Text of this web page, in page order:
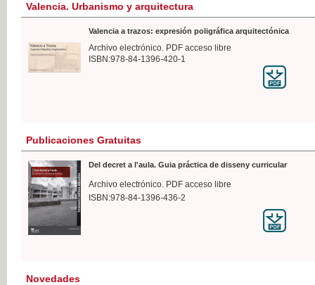
Valencia. Urbanismo y arquitectura
Valencia a trazos: expresión poligráfica arquitectónica
Archivo electrónico. PDF acceso libre
ISBN:978-84-1396-420-1
Publicaciones Gratuitas
Del decret a l'aula. Guia práctica de disseny curricular
Archivo electrónico. PDF acceso libre
ISBN:978-84-1396-436-2
Novedades